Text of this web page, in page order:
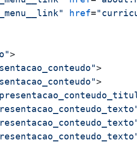
href=
>
>
>